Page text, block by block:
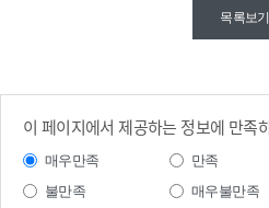
목록보기
이 페이지에서 제공하는 정보에 만족
매우만족 만족
불만족
매우불만족